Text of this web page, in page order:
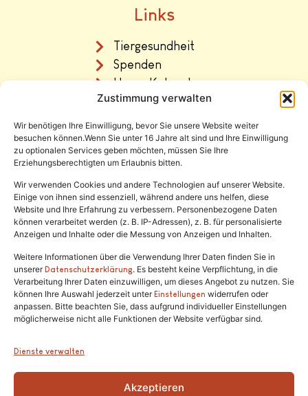
Zustimmung verwalten
Wir benötigen Ihre Einwilligung, bevor Sie unsere Website weiter
besuchen können.Wenn Sie unter 16 Jahre alt sind und Ihre Einwilligung
zu optionalen Services geben möchten, müssen Sie Ihre
Erziehungsberechtigten um Erlaubnis bitten.
Wir verwenden Cookies und andere Technologien auf unserer Website.
Einige von ihnen sind essenziell, während andere uns helfen, diese
Website und Ihre Erfahrung zu verbessern. Personenbezogene Daten
können verarbeitet werden (z. B. IP-Adressen), z. B. für personalisierte
Anzeigen und Inhalte oder die Messung von Anzeigen und Inhalten.
Weitere Informationen über die Verwendung Ihrer Daten finden Sie in
unsererDatenschutzerklärung. Es besteht keine Verpflichtung, in die
Verarbeitung Ihrer Daten einzuwilligen, um dieses Angebot zu nutzen. Sie
können Ihre Auswahl jederzeit unterEinstellungen widerrufen oder
anpassen. Bitte beachten Sie, dass aufgrund individueller Einstellungen
möglicherweise nicht alle Funktionen der Website verfügbar sind.
Dienste verwalten
Akzeptieren
Links
Tiergesundheit
Spenden
Unser Katzenhaus
Vermittlung
Rechtliches
Impressum
Datenschutz
Satzung
Tel.:(02646) 915928
info@katzenschutzfreunde.de
Im Brandenfeld 22